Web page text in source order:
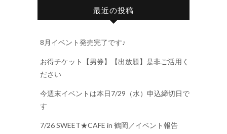
最近の投稿
8月イベント発売完了です♪
お得チケット【男券】【出放題】是非ご活用く
ださい
今週末イベントは本日7/29（水）申込締切日で
す
7/26 SWEET★CAFE in 鶴岡／イベント報告